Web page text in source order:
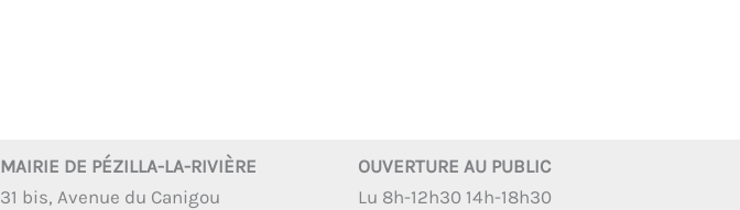
MAIRIE DE PÉZILLA-LA-RIVIÈRE
31 bis, Avenue du Canigou
OUVERTURE AU PUBLIC
Lu 8h-12h30 14h-18h30